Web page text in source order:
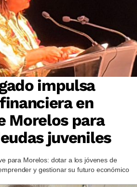
impulsa
en
Morelos para
juveniles
para Morelos: dotar a los jóvenes de
y gestionar su futuro económico